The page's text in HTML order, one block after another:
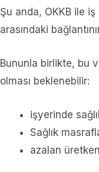
Şu anda, OKKB ile iş
arasındaki
Bununla birlikte, bu
olması beklenebilir:
işyerinde
Sağlık
azalan